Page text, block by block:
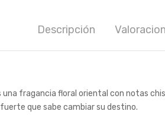
Descripción
una fragancia floral oriental con notas
fuerte que sabe cambiar su destino.